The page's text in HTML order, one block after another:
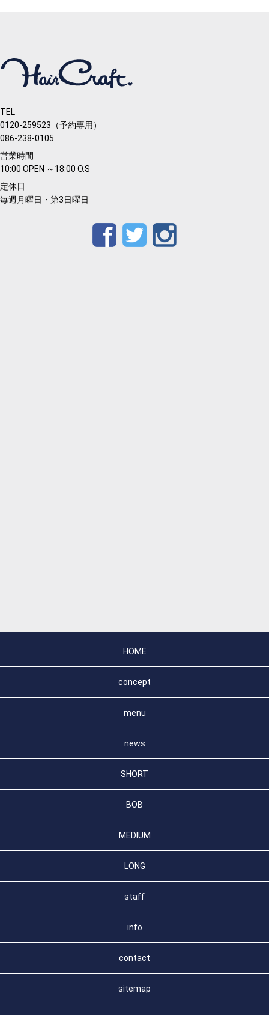
TEL
0120-259523（予約専用）
086-238-0105
営業時間
10:00 OPEN ～18:00 O.S
定休日
毎週月曜日・第3日曜日
FacebookTwitter
HOME
concept
menu
news
SHORT
BOB
MEDIUM
LONG
staff
info
contact
sitemap